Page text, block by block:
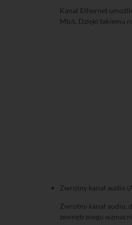
Kanał Ethernet
Mb/s. Dzięki takiemu
Zwrotny kanał audio
Zwrotny kanał audio,
zewnętrznego